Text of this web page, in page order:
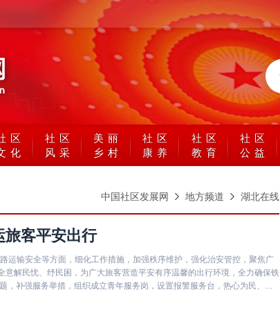
区
化
社区
风采
美丽
乡村
社区
康养
社区
教育
社区
公益
中国社区发展网 地方频道 湖北在线
旅客平安出行
输安全等方面，细化工作措施，加强秩序维护，强化治安管控，聚焦广
解民忧、纾民困，为广大旅客营造平安有序温馨的出行环境，全力确保铁